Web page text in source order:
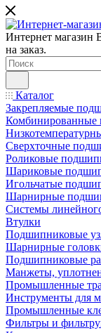
Интернет магазин
на заказ.
Каталог
Закрепляемые
Комбинированные
Сверхточные
Роликовые
Шариковые
Игольчатые
Шарнирные
Системы
Втулки
Подшипниковые
Шарнирные
Подшипниковые
Манжеты,
Промышленные
Инструменты для
Промышленные
Фильтры и